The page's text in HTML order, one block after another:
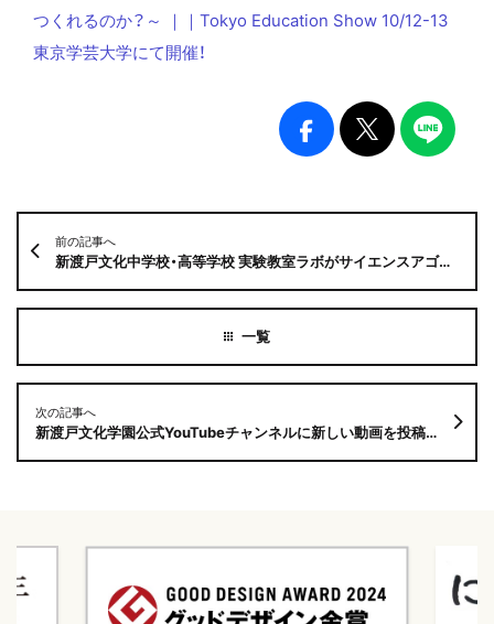
つくれるのか？～ ｜｜Tokyo Education Show 10/12-13
東京学芸大学にて開催！
前の記事へ
新渡戸文化中学校・高等学校 実験教室ラボがサイエンスアゴラ2024に参加します！
次の記事へ
新渡戸文化学園公式YouTubeチャンネルに新しい動画を投稿しました!